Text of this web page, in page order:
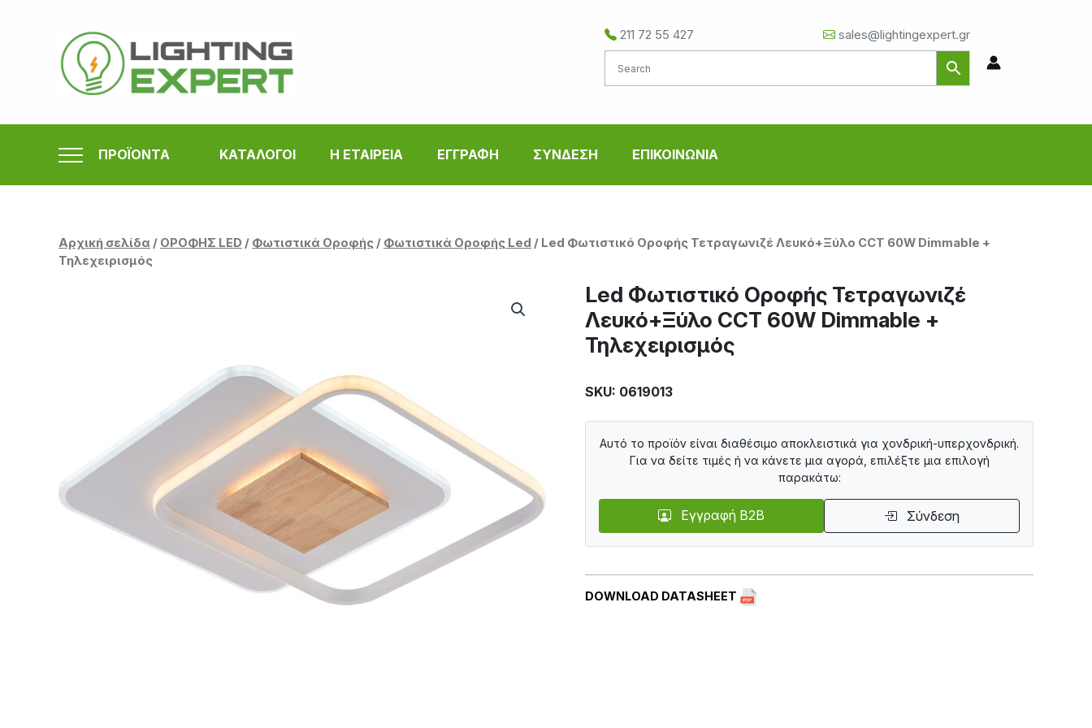
περιεχόμενο
211 72 55 427 sales@lightingexpert.gr
ΠΡΟΪΟΝΤΑ ΚΑΤΑΛΟΓΟΙ Η ΕΤΑΙΡΕΙΑ ΕΓΓΡΑΦΗ ΣΥΝΔΕΣΗ ΕΠΙΚΟΙΝΩΝΙΑ
Αρχική σελίδα / ΟΡΟΦΗΣ LED / Φωτιστικά Οροφής / Φωτιστικά Οροφής Led / Led Φωτιστικό Οροφής Τετραγωνιζέ Λευκό+Ξύλο CCT 60W Dimmable +
Τηλεχειρισμός
Led Φωτιστικό Οροφής Τετραγωνιζέ
Λευκό+Ξύλο CCT 60W Dimmable +
Τηλεχειρισμός
SKU: 0619013
DOWNLOAD DATASHEET
Αυτό το προϊόν είναι διαθέσιμο αποκλειστικά για χονδρική-υπερχονδρική.
Για να δείτε τιμές ή να κάνετε μια αγορά, επιλέξτε μια επιλογή
παρακάτω:
Εγγραφή B2B Σύνδεση